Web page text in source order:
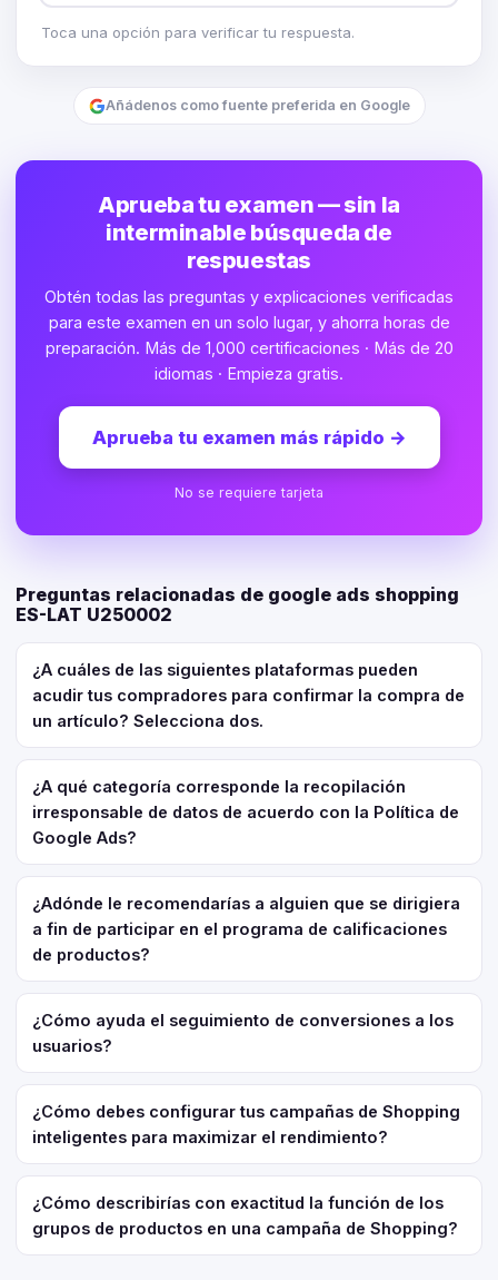
Toca una opción para verificar tu respuesta.
Añádenos como fuente preferida en Google
Aprueba tu examen — sin la
interminable búsqueda de
respuestas
Obtén todas las preguntas y explicaciones verificadas
para este examen en un solo lugar, y ahorra horas de
preparación. Más de 1,000 certificaciones · Más de 20
idiomas · Empieza gratis.
Aprueba tu examen más rápido →
No se requiere tarjeta
Preguntas relacionadas de google ads shopping
ES-LAT U250002
¿A cuáles de las siguientes plataformas pueden
acudir tus compradores para confirmar la compra de
un artículo? Selecciona dos.
¿A qué categoría corresponde la recopilación
irresponsable de datos de acuerdo con la Política de
Google Ads?
¿Adónde le recomendarías a alguien que se dirigiera
a fin de participar en el programa de calificaciones
de productos?
¿Cómo ayuda el seguimiento de conversiones a los
usuarios?
¿Cómo debes configurar tus campañas de Shopping
inteligentes para maximizar el rendimiento?
¿Cómo describirías con exactitud la función de los
grupos de productos en una campaña de Shopping?